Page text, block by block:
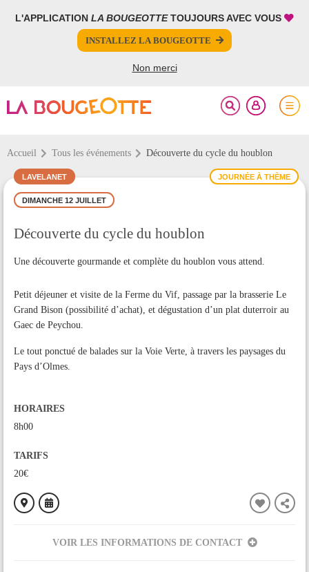
L'APPLICATION LA BOUGEOTTETOUJOURS AVEC VOUS
INSTALLEZ LA BOUGEOTTE
Non merci
Accueil Tous les événements Découverte du cycle du houblon
JOURNÉE À THÈME
LAVELANET
DIMANCHE 12 JUILLET
Découverte du cycle du houblon
Une découverte gourmande et complète du houblon vous attend.
Petit déjeuner et visite de la Ferme du Vif, passage par la brasserie Le
Grand Bison (possibilité d’achat), et dégustation d’un plat duterroir au
Gaec de Peychou.
Le tout ponctué de balades sur la Voie Verte, à travers les paysages du
Pays d’Olmes.
HORAIRES
8h00
TARIFS
20€
VOIR LES INFORMATIONS DE CONTACT
FERMER
PARTAGER
FERMER
Votre inscription à la newsletter a été effectuée.